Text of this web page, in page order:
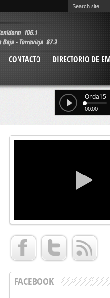
CONTACTO
DIRECTORIO DE
Onda15
00:00
FACEBOOK